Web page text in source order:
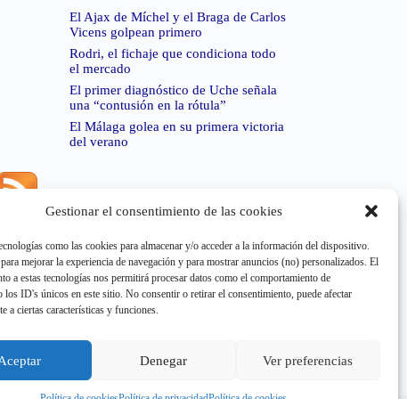
Gestionar el consentimiento de las cookies
como las cookies para almacenar y/o acceder a la información del dispositivo.
mejorar la experiencia de navegación y para mostrar anuncios (no) personalizados. El
a estas tecnologías nos permitirá procesar datos como el comportamiento de
los ID's únicos en este sitio. No consentir o retirar el consentimiento, puede afectar
a ciertas características y funciones.
Denegar Ver preferencias
El Ajax de Míchel y el Braga de Carlos
Vicens golpean primero
Rodri, el fichaje que condiciona todo
el mercado
El primer diagnóstico de Uche señala
una “contusión en la rótula”
El Málaga golea en su primera victoria
del verano
Error de RSS:Retrieved unsupported status code